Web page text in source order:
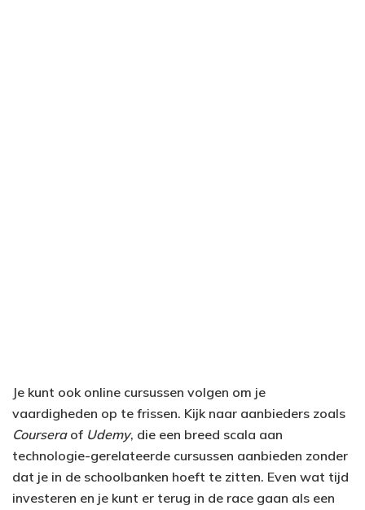
Je kunt ook online cursussen volgen om je
vaardigheden op te frissen. Kijk naar aanbieders zoals
Courseraof Udemy, die een breed scala aan
technologie-gerelateerde cursussen aanbieden zonder
dat je in de schoolbanken hoeft te zitten. Even wat tijd
investeren en je kunt er terug in de race gaan als een